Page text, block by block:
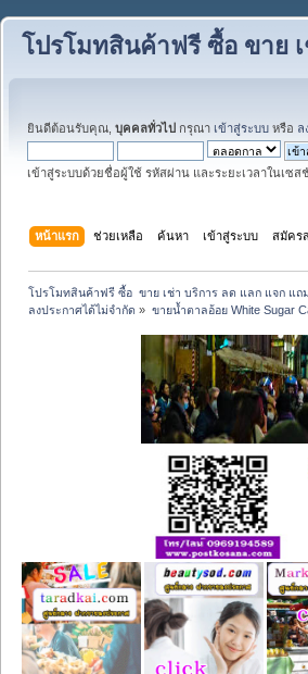
โปรโมทสินค้าฟรี ซื้อ ขาย
ยินดีต้อนรับคุณ, บุคคลทั่วไป กรุณา เข้าสู่ระบบ หรือ ล
เข้าสู่ระบบด้วยชื่อผู้ใช้ รหัสผ่าน และระยะเวลาในเซส
หน้าแรก ช่วยเหลือ ค้นหา เข้าสู่ระบบ สมัคร
โปรโมทสินค้าฟรี ซื้อ  ขาย เช่า บริการ ลด แลก แจก แ
ลงประกาศได้ไม่จำกัด » ขายน้ำตาลอ้อย White Sugar